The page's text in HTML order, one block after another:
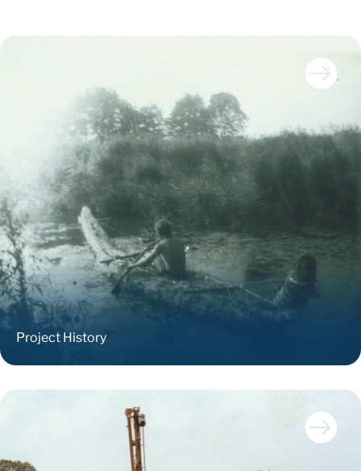

Project History
